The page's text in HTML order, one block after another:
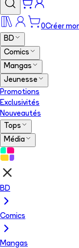
0Créer
BD
Comics
Mangas
Jeunesse
Promotions
Exclusivités
Nouveautés
Tops
Média
BD
Comics
Mangas